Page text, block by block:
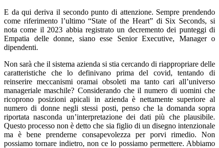
E da qui deriva il secondo punto di attenzione. Sempre prendendo
come riferimento l’ultimo “State of the Heart” di Six Seconds, si
nota come il 2023 abbia registrato un decremento dei punteggi di
Empatia delle donne, siano esse Senior Executive, Manager o
dipendenti.
Non sarà che il sistema azienda si stia cercando di riappropriare delle
caratteristiche che lo definivano prima del covid, tentando di
reinserire meccanismi oramai obsoleti ma tanto cari all’universo
manageriale maschile? Considerando che il numero di uomini che
ricoprono posizioni apicali in azienda è nettamente superiore al
numero di donne negli stessi posti, penso che la domanda sopra
riportata nasconda un’interpretazione dei dati più che plausibile.
Questo processo non è detto che sia figlio di un disegno intenzionale
ma è bene prenderne consapevolezza per porvi rimedio. Non
possiamo tornare indietro, non ce lo possiamo permettere. Abbiamo